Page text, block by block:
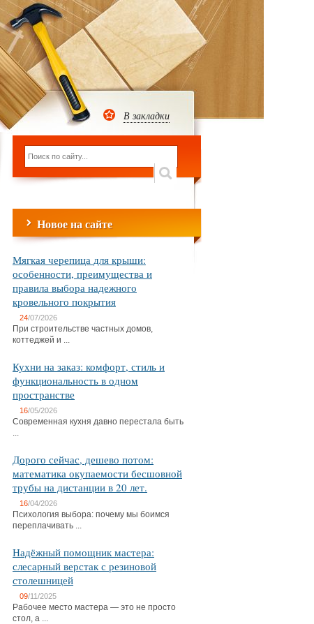
В закладки
Новое на сайте
Мягкая черепица для крыши:
особенности, преимущества и
правила выбора надежного
кровельного покрытия
24/07/2026
При строительстве частных домов,
коттеджей и ...
Кухни на заказ: комфорт, стиль и
функциональность в одном
пространстве
16/05/2026
Современная кухня давно перестала быть
...
Дорого сейчас, дешево потом:
математика окупаемости бесшовной
трубы на дистанции в 20 лет.
16/04/2026
Психология выбора: почему мы боимся
переплачивать ...
Надёжный помощник мастера:
слесарный верстак с резиновой
столешницей
09/11/2025
Рабочее место мастера — это не просто
стол, а ...